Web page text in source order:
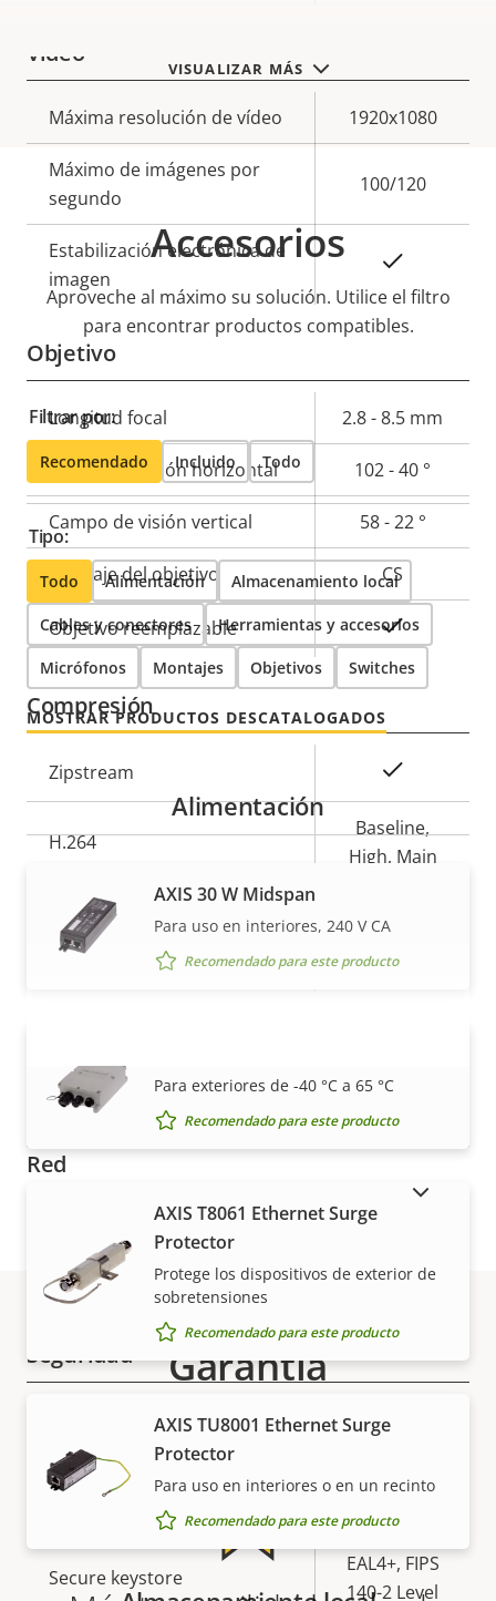
VISUALIZAR MÁS
Vídeo
Descripción
de
propiedad
Valor de
la
propiedad
Máxima resolución de vídeo 1920x1080
Máximo de imágenes por
segundo
100/120
Estabilización electrónica de
imagen
Objetivo
Descripción
de
propiedad
la
propiedad
Longitud focal 2.8 - 8.5 mm
Campo de visión horizontal 102 - 40 °
Campo de visión vertical 58 - 22 °
Montaje del objetivo CS
Objetivo reemplazable Sí
Compresión
Descripción
de
propiedad
la
propiedad
Zipstream
H.264
Baseline,
High, Main
H.265
–
Descripción
propiedad
la
Compatibilidad de audio
Red
propiedad
propiedad
Inalámbrico –
Seguridad
de
propiedad
Valor de
la
propiedad
Sistema operativo firmado
Arranque seguro Sí
Secure keystore
TPM (CC
EAL4+, FIPS
140-2 Level
Accesorios
Aproveche al máximo su solución. Utilice el filtro
para encontrar productos compatibles.
Filtrar por:
Recomendado Incluido Todo
Tipo:
Todo Alimentación Almacenamiento local
Cables y conectores Herramientas y accesorios
Micrófonos Montajes Objetivos Switches
MOSTRAR PRODUCTOS DESCATALOGADOS
VISUALIZAR MÁS
Alimentación
AXIS 30 W Midspan
Para uso en interiores, 240 V CA
Recomendado para este producto
Para exteriores de -40 °C a 65 °C
Recomendado para este producto
AXIS T8061 Ethernet Surge
Protector
Protege los dispositivos de exterior de
sobretensiones
Recomendado para este producto
AXIS TU8001 Ethernet Surge
Protector
Para uso en interiores o en un recinto
Recomendado para este producto
Garantía